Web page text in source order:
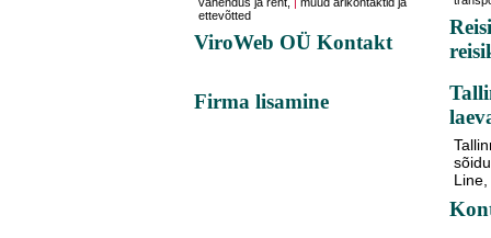
ettevõtted
ViroWeb OÜ Kontakt
Firma lisamine